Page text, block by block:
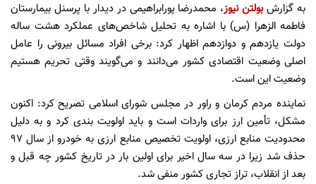
به گزارشبولتن نیوز، محمدرضا پورابراهیمی در دیدار با پرسنل بیمارستان
فاطمه الزهرا (س) با اشاره به تحلیل شاخص‌های عملکرد هشت ساله
دولت یازدهم و دوازدهم اظهار کرد: برخی افراد مسائل بیرونی را عامل
اصلی وضعیت اقتصادی کشور می‌دانند و می‌گویند وقتی تحریم هستیم
وضعیت این است.
نماینده مردم کرمان و راور در مجلس شورای اسلامی تصریح کرد: اکنون
مشکل، تأمین ارز برای واردات است و باید اولویت بندی کرد و به دلیل
محدودیت منابع ارزی، اولویت تخصیص منابع ارزی به خودرو از سال ۹۷
حذف شد زیرا در سه سال اخیر برای اولین بار در تاریخ کشور چه قبل و
بعد از انقلاب، تراز تجاری کشور منفی شد.